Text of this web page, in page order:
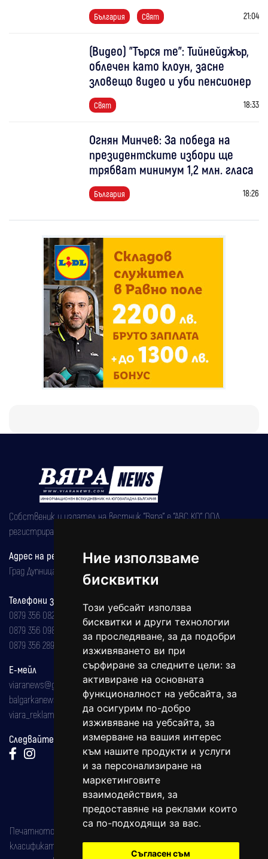
Ние използваме
бисквитки
Този уебсайт използва
бисквитки и други технологии
за проследяване, за да подобри
изживяването ви при
сърфиране за следните цели: за
активиране на основната
функционалност на уебсайта, за
да осигурим по-добро
изживяване на уебсайта, за
измерване на вашия интерес
към нашите продукти и услуги
и за персонализиране на
маркетинговите
взаимодействия, за
предоставяне на реклами които
са по-подходящи за вас.
Съгласен съм
България Свят 21:04
(Видео) "Търся те": Тийнейджър,
облечен като клоун, засне
зловещо видео и уби пенсионер
Свят 18:33
Огнян Минчев: За победа на
президентските избори ще
трябват минимум 1,2 млн. гласа
България 18:26
Собственик и издател на вестник "Вяра" е "АВС КО" ООД,
регистрирана на 08.05.2002 година.
Адрес на редакцията
Град Дупница, ул.''Христо Ботев" 43
Телефони за реклама и абонаменти
0879 356 082
0879 356 098
0879 356 289
Е-мейл
viaranews@gmail.com
balgarkanews@gmail.com
viara_reklama@mail.bg
Следвайте ни:
Печатното издание на вестника е регистрирано в националния
класификатор на печатните издания (Българска национална